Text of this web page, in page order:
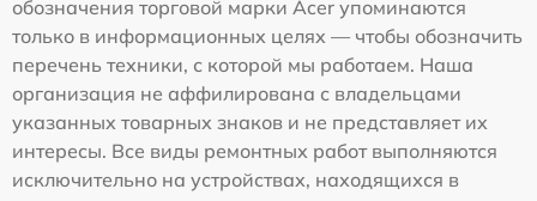
обозначения торговой марки Acer упоминаются
только в информационных целях — чтобы обозначить
перечень техники, с которой мы работаем. Наша
организация не аффилирована с владельцами
указанных товарных знаков и не представляет их
интересы. Все виды ремонтных работ выполняются
исключительно на устройствах, находящихся в